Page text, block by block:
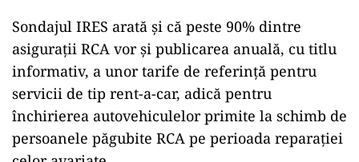
Sondajul IRES arată și că peste 90% dintre
asigurații RCA vor și publicarea anuală, cu titlu
informativ, a unor tarife de referință pentru
servicii de tip rent-a-car, adică pentru
închirierea autovehiculelor primite la schimb de
persoanele păgubite RCA pe perioada reparației